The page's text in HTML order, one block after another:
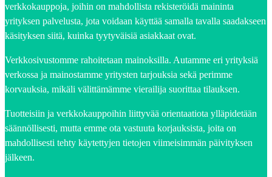
verkkokauppoja, joihin on mahdollista rekisteröidä maininta
yrityksen palvelusta, jota voidaan käyttää samalla tavalla saadakseen
käsityksen siitä, kuinka tyytyväisiä asiakkaat ovat.
Verkkosivustomme rahoitetaan mainoksilla. Autamme eri yrityksiä
verkossa ja mainostamme yritysten tarjouksia sekä perimme
korvauksia, mikäli välittämämme vierailija suorittaa tilauksen.
Tuotteisiin ja verkkokauppoihin liittyvää orientaatiota ylläpidetään
säännöllisesti, mutta emme ota vastuuta korjauksista, joita on
mahdollisesti tehty käytettyjen tietojen viimeisimmän päivityksen
jälkeen.